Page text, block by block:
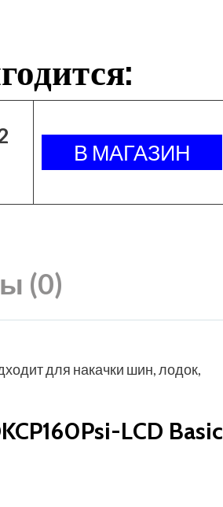
(0)
для накачки шин, лодок,
LCD Basic